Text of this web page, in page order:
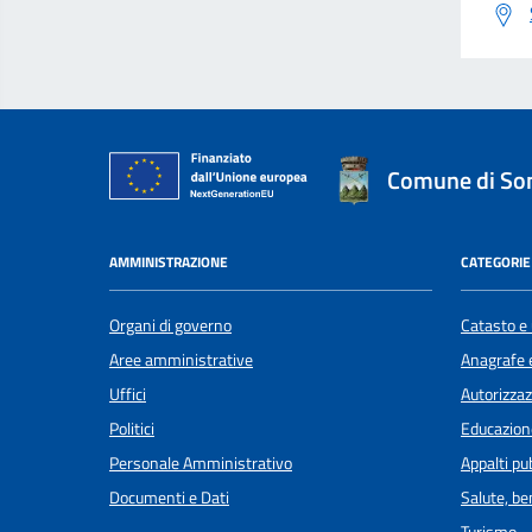
Comune di
AMMINISTRAZIONE
Organi di governo
Aree amministrative
Uffici
Politici
Personale Amministrativo
Documenti e Dati
Catasto
Anagrafe
Appalti
Salute,